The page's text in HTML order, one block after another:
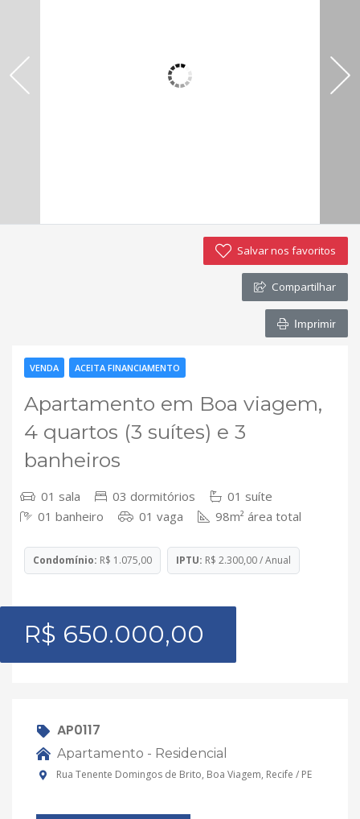
Contato
Salvar nos favoritos
Compartilhar
Imprimir
VENDA ACEITA FINANCIAMENTO
Apartamento em Boa viagem,
4 quartos (3 suítes) e 3
banheiros
01 sala 03 dormitórios
01 suíte
01 banheiro
01 vaga 98m² área total
Condomínio: R$ 1.075,00 IPTU: R$ 2.300,00 / Anual
R$ 650.000,00
AP0117
Apartamento - Residencial
Rua Tenente Domingos de Brito, Boa Viagem, Recife / PE